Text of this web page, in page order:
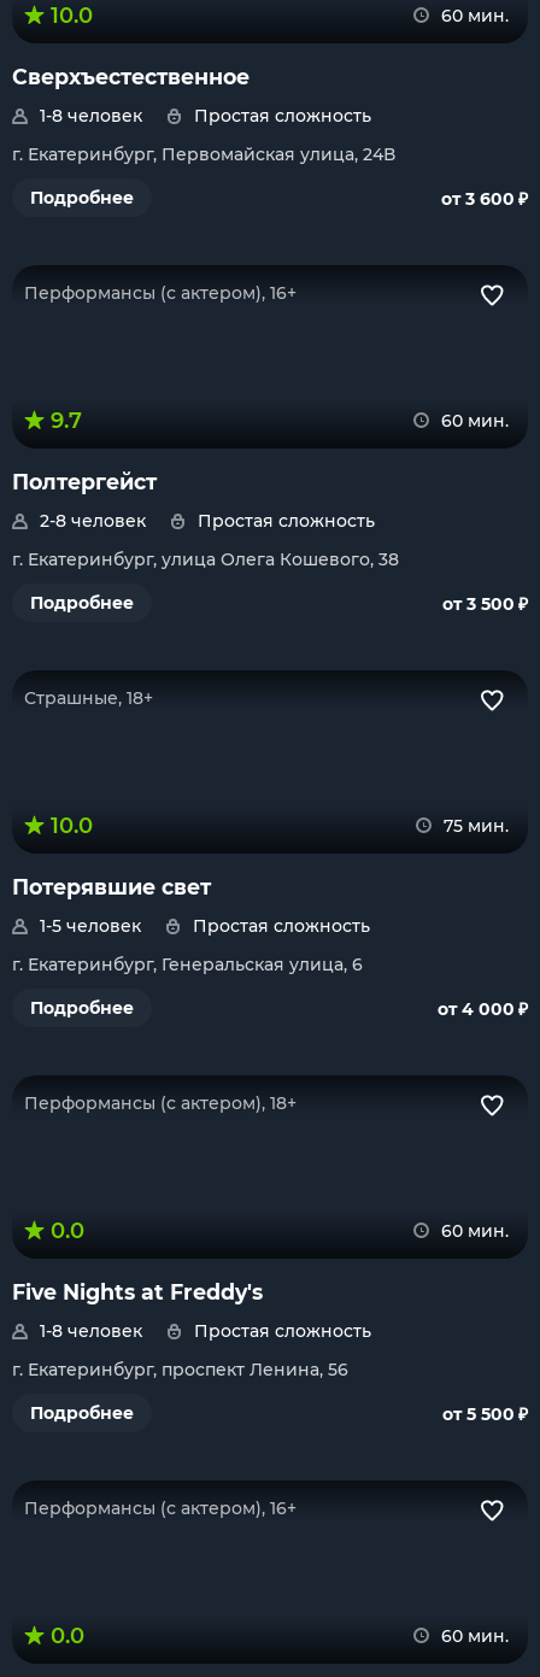
10.0 60 мин.
Сверхъестественное
1-8 человек
Простая сложность
г. Екатеринбург, Первомайская улица, 24В
Подробнее
от 3 600 ₽
Перформансы (с актером), 16+
9.7 60 мин.
Полтергейст
2-8 человек
Простая сложность
г. Екатеринбург, улица Олега Кошевого, 38
Подробнее
от 3 500 ₽
Страшные, 18+
10.0 75 мин.
Потерявшие свет
1-5 человек
Простая сложность
г. Екатеринбург, Генеральская улица, 6
Подробнее
от 4 000 ₽
Перформансы (с актером), 18+
0.0 60 мин.
Five Nights at Freddy's
1-8 человек
Простая сложность
г. Екатеринбург, проспект Ленина, 56
Подробнее
от 5 500 ₽
Перформансы (с актером), 16+
0.0 60 мин.